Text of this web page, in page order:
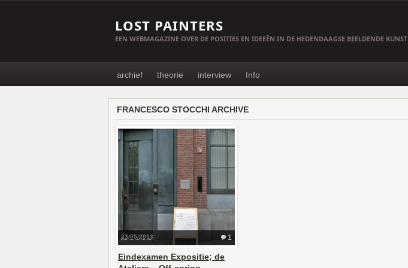
LOST PAINTERS
EEN WEBMAGAZINE OVER DE POSITIES EN IDEEËN IN DE HEDENDAAGSE BEELDENDE KUNST
archief theorie interview Info
FRANCESCO STOCCHI ARCHIVE
1
23/05/2013
Eindexamen Expositie; de